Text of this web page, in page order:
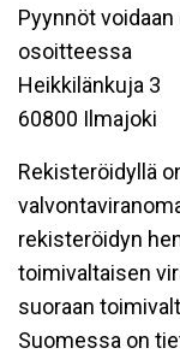
Pyynnöt
osoitteessa
Heikkilänkuja 3
60800 Ilmajoki
Rekisteröidyllä
rekisteröidyn
toimivaltaisen
suoraan
Suomessa on